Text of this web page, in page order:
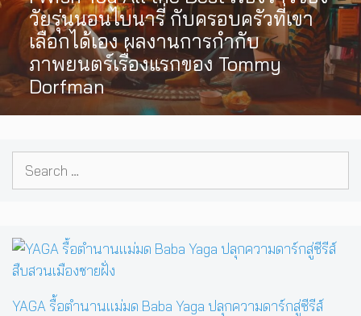
วัยรุ่นนอนไบนารี่ กับครอบครัวที่เขา
เลือกได้เอง ผลงานการกำกับ
ภาพยนตร์เรื่องแรกของ Tommy
Dorfman
Search
YAGA รื้อตำนานแม่มด Baba Yaga ปลุกความดาร์กสู่ซีรีส์